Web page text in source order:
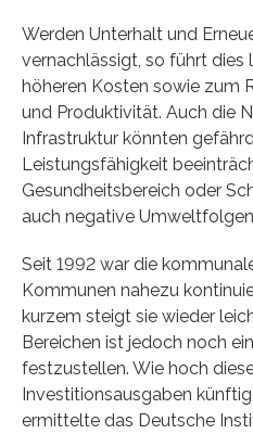
Werden Unterhalt und
vernachlässigt, so führt dies
höheren Kosten sowie zum
und Produktivität. Auch die
Infrastruktur könnten
Leistungsfähigkeit
Gesundheitsbereich oder
auch negative
Seit 1992 war die
Kommunen nahezu
kurzem steigt sie wieder
Bereichen ist jedoch noch
festzustellen. Wie hoch
Investitionsausgaben
ermittelte das Deutsche